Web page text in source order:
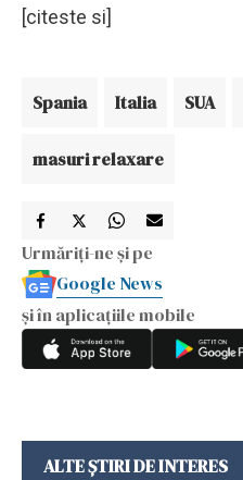
[citeste si]
Spania Italia SUA
masuri relaxare
Urmăriți-ne și pe
Google News
și în aplicațiile mobile
ALTE ȘTIRI DE INTERES